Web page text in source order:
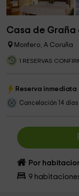
Casa de Graña
Monfero, A Coruña
1 RESERVAS
Reserva inmediata
Cancelación 14
Por
9